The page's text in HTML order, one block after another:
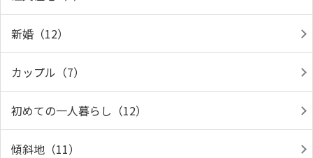
新婚（12）
カップル（7）
初めての一人暮らし（12）
傾斜地（11）